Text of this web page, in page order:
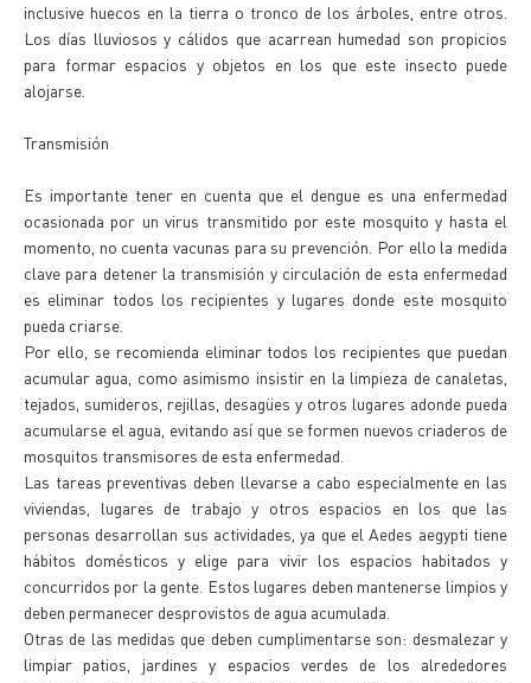
inclusive huecos en la tierra o tronco de los árboles, entre otros.
Los días lluviosos y cálidos que acarrean humedad son propicios
para formar espacios y objetos en los que este insecto puede
alojarse.
Transmisión
Es importante tener en cuenta que el dengue es una enfermedad
ocasionada por un virus transmitido por este mosquito y hasta el
momento, no cuenta vacunas para su prevención. Por ello la medida
clave para detener la transmisión y circulación de esta enfermedad
es eliminar todos los recipientes y lugares donde este mosquito
pueda criarse.
Por ello, se recomienda eliminar todos los recipientes que puedan
acumular agua, como asimismo insistir en la limpieza de canaletas,
tejados, sumideros, rejillas, desagües y otros lugares adonde pueda
acumularse el agua, evitando así que se formen nuevos criaderos de
mosquitos transmisores de esta enfermedad.
Las tareas preventivas deben llevarse a cabo especialmente en las
viviendas, lugares de trabajo y otros espacios en los que las
personas desarrollan sus actividades, ya que el Aedes aegypti tiene
hábitos domésticos y elige para vivir los espacios habitados y
concurridos por la gente. Estos lugares deben mantenerse limpios y
deben permanecer desprovistos de agua acumulada.
Otras de las medidas que deben cumplimentarse son: desmalezar y
limpiar patios, jardines y espacios verdes de los alrededores